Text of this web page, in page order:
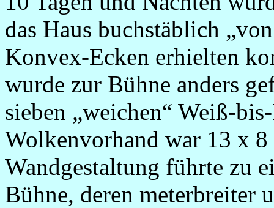
das Haus buchstäblich
Konvex-Ecken erhielten
wurde zur Bühne anders
sieben „weichen“ Weiß-
Wolkenvorhand war 13 x
Wandgestaltung führte zu
Bühne, deren meterbreiter